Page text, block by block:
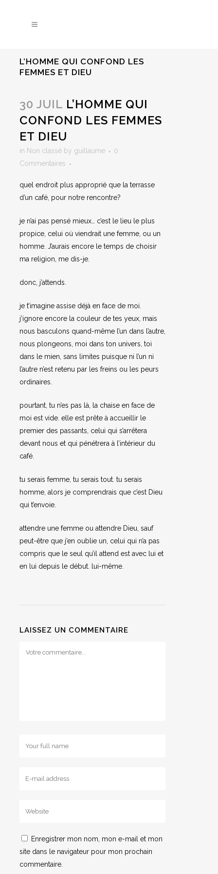
L’HOMME QUI CONFOND LES
FEMMES ET DIEU
30 JUIL L’HOMME QUI
CONFOND LES FEMMES
ET DIEU
in Non classé by guillaume
0
Commentaires
quel endroit plus approprié que la terrasse
d’un café, pour notre rencontre?
je n’ai pas pensé mieux… c’est le lieu le plus
propice, celui où viendrait une femme, ou un
homme. J’aurais encore le temps de choisir
ma religion, me dis-je.
donc, j’attends.
je t’imagine assise déjà en face de moi.
j’ignore encore la couleur de tes yeux, mais
nous basculons quand-même l’un dans l’autre,
nous plongeons, moi dans ton univers, toi
dans le mien, sans limites puisque ni l’un ni
l’autre n’est retenu par les freins ou les peurs
ordinaires.
pourtant, tu n’es pas là, la chaise en face de
moi est vide. elle est prête à accueillir le
premier des passants, celui qui s’arrêtera
devant nous et qui pénétrera à l’intérieur du
café.
tu serais femme, tu serais tout. tu serais
homme, alors je comprendrais que c’est Dieu
qui t’envoie.
attendre une femme ou attendre Dieu, sauf
peut-être que j’en oublie un, celui qui n’a pas
compris que le seul qu’il attend est avec lui et
en lui depuis le début. lui-même.
LAISSEZ UN COMMENTAIRE
Enregistrer mon nom, mon e-mail et mon
site dans le navigateur pour mon prochain
commentaire.